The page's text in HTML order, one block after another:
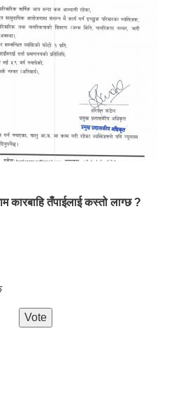
कारबाहि तँपाईलाई कस्तो लाग्छ ?